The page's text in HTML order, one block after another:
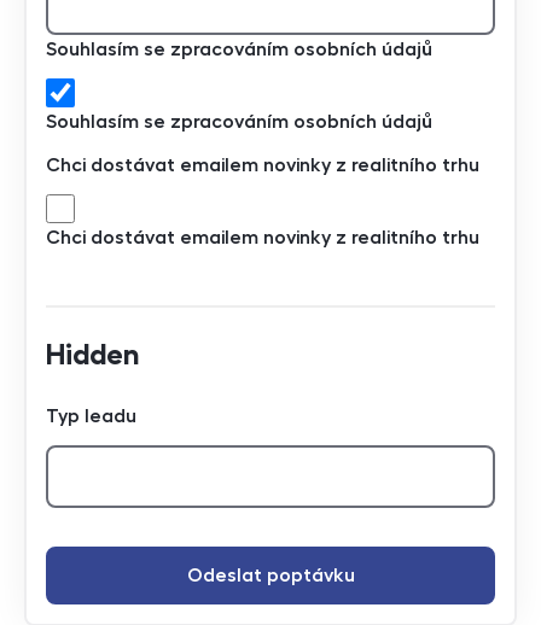
Souhlasím se zpracováním osobních údajů
Souhlasím se zpracováním osobních údajů
Chci dostávat emailem novinky z realitního trhu
Chci dostávat emailem novinky z realitního trhu
Hidden
Typ leadu
Odeslat poptávku